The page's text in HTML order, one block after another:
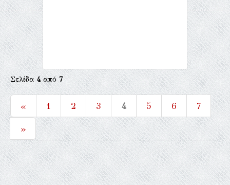
Σελίδα4από7
« 1 2 3 4 5 6
7
»